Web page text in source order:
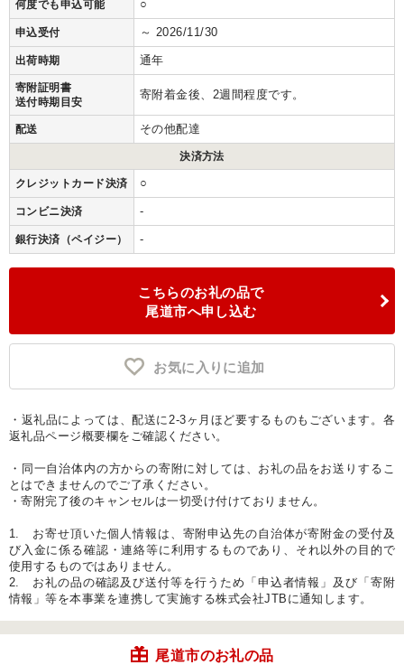
何度でも申込可能 ○
申込受付 ～ 2026/11/30
出荷時期 通年
寄附証明書
送付時期目安
寄附着金後、2週間程度です。
配送 その他配達
決済方法
クレジットカード決済 ○
コンビニ決済 -
銀行決済（ペイジー） -
こちらのお礼の品で
尾道市へ申し込む
お気に入りに追加
・返礼品によっては、配送に2-3ヶ月ほど要するものもございます。各
返礼品ページ概要欄をご確認ください。
・同一自治体内の方からの寄附に対しては、お礼の品をお送りするこ
とはできませんのでご了承ください。
・寄附完了後のキャンセルは一切受け付けておりません。
1. お寄せ頂いた個人情報は、寄附申込先の自治体が寄附金の受付及
び入金に係る確認・連絡等に利用するものであり、それ以外の目的で
使用するものではありません。
2. お礼の品の確認及び送付等を行うため「申込者情報」及び「寄附
情報」等を本事業を連携して実施する株式会社JTBに通知します。
尾道市のお礼の品